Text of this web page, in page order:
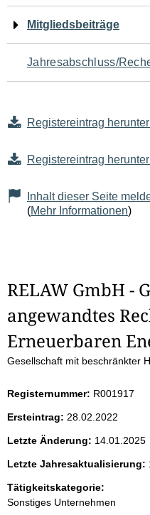
Mitgliedsbeiträge
Jahresabschluss/
Registereintrag
Registereintrag
Inhalt dieser Seite
(Mehr Informationen)
S
e
i
e
n
i
n
RELAW GmbH -
angewandtes
Erneuerbaren
Gesellschaft mit beschränkter
Registernummer: R001917
Ersteintrag: 28.02.2022
Letzte Änderung: 14.01.2025
Letzte Jahresaktualisierung:
Tätigkeitskategorie:
Sonstiges Unternehmen